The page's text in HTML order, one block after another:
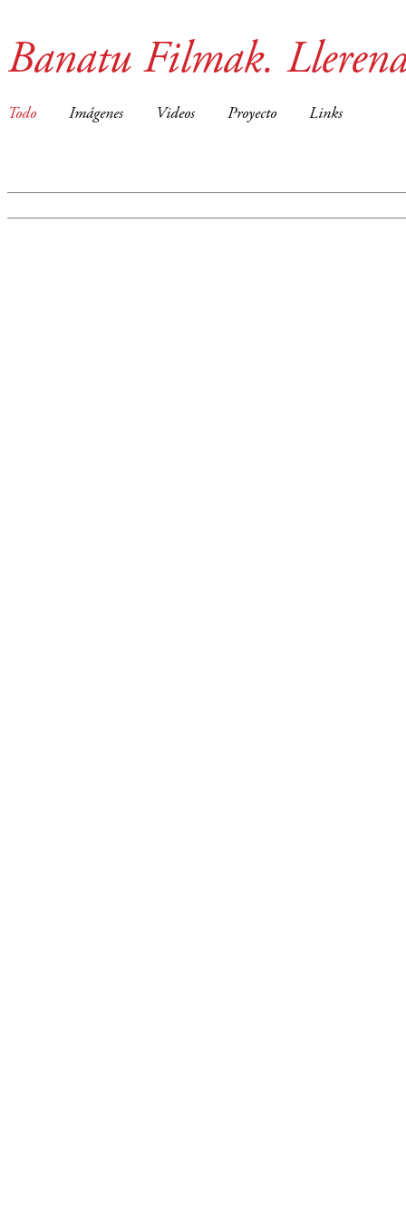
Banatu Filmak.
Todo Imágenes Videos Proyecto Links